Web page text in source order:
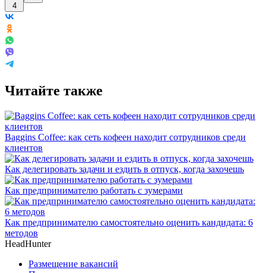
4
Читайте также
Baggins Coffee: как сеть кофеен находит сотрудников среди
клиентов
Как делегировать задачи и ездить в отпуск, когда захочешь
Как предпринимателю работать с зумерами
Как предпринимателю самостоятельно оценить кандидата: 6
методов
HeadHunter
Размещение вакансий